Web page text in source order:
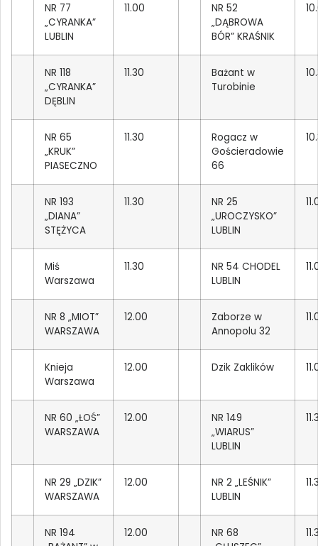
NR 77
„CYRANKA”
LUBLIN
11.00
NR 52
„DĄBROWA
BÓR” KRAŚNIK
NR 118
„CYRANKA”
DĘBLIN
11.30
Bażant w
Turobinie
NR 65
„KRUK”
PIASECZNO
11.30
Rogacz w
Gościeradowie
66
NR 193
„DIANA”
STĘŻYCA
11.30
NR 25
„UROCZYSKO”
LUBLIN
Miś
Warszawa
11.30
NR 54 CHODEL
LUBLIN
NR 8 „MIOT”
WARSZAWA
12.00
Zaborze w
Annopolu 32
Knieja
Warszawa
12.00 Dzik Zaklików
NR 60 „ŁOŚ”
WARSZAWA
12.00
NR 149
„WIARUS”
LUBLIN
NR 29 „DZIK”
WARSZAWA
12.00
NR 2 „LEŚNIK”
LUBLIN
NR 194
12.00
NR 68